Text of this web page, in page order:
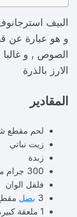
البيف
و هو عبارة عن
الصوص , و غالبا
الارز بالذرة
المقادير
لحم مقطع
زيت نباتي
زبدة
300 جرام من مشروم
فلفل الوان
3 بصل
1 ملعقة كبيرة دقيق